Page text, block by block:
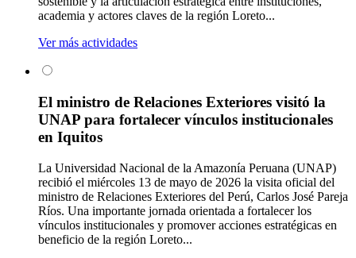
academia y actores claves de la región Loreto...
Ver más actividades
El ministro de Relaciones Exteriores visitó la
UNAP para fortalecer vínculos institucionales
en Iquitos
La Universidad Nacional de la Amazonía Peruana (UNAP)
recibió el miércoles 13 de mayo de 2026 la visita oficial del
ministro de Relaciones Exteriores del Perú, Carlos José Pareja
Ríos. Una importante jornada orientada a fortalecer los
vínculos institucionales y promover acciones estratégicas en
beneficio de la región Loreto...